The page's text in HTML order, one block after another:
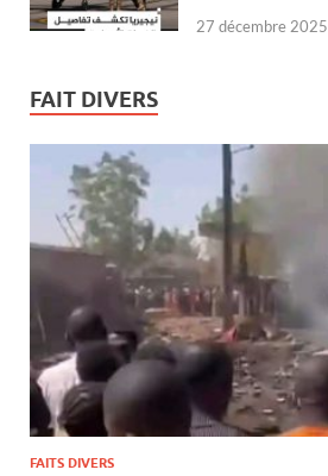
27 décembre 2025
FAIT DIVERS
FAITS DIVERS